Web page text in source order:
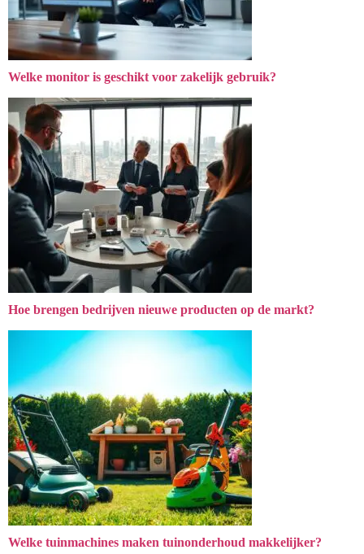
Welke monitor is geschikt voor zakelijk gebruik?
Hoe brengen bedrijven nieuwe producten op de markt?
Welke tuinmachines maken tuinonderhoud makkelijker?